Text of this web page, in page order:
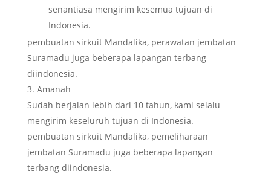
senantiasa mengirim kesemua tujuan di
Indonesia.
pembuatan sirkuit Mandalika, perawatan jembatan
Suramadu juga beberapa lapangan terbang
diindonesia.
Amanah
Sudah berjalan lebih dari 10 tahun, kami selalu
mengirim keseluruh tujuan di Indonesia.
pembuatan sirkuit Mandalika, pemeliharaan
jembatan Suramadu juga beberapa lapangan
terbang diindonesia.